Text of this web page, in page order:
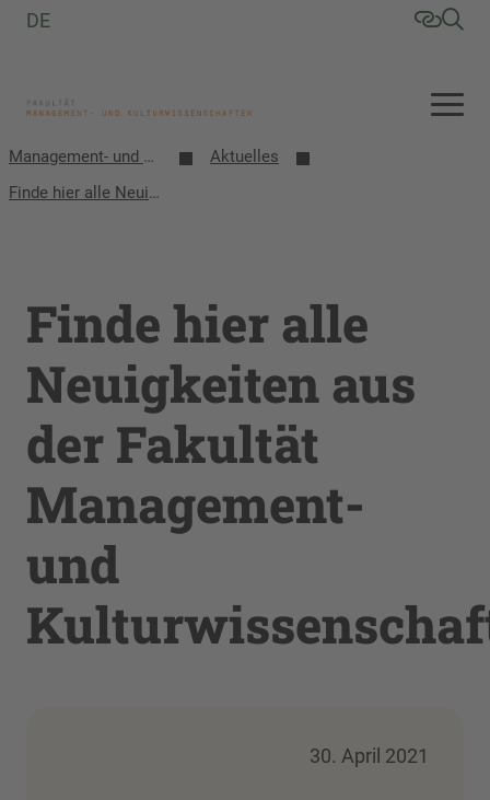
DE
Management- und Kulturwissenschaften
Aktuelles
Finde hier alle Neuigkeiten aus der Fakultät Management- und Kulturwissenschaften
Finde hier alle
Neuigkeiten aus
der Fakultät
Management-
und
30. April 2021